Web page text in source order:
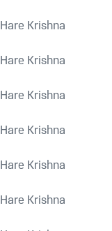
Hare Krishna
Hare Krishna
Hare Krishna
Hare Krishna
Hare Krishna
Hare Krishna